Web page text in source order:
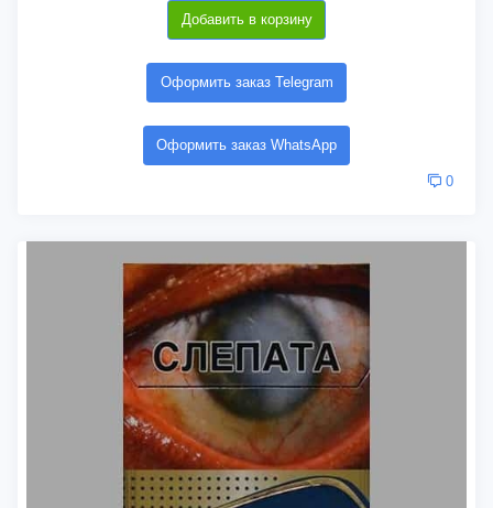
Добавить в корзину
Оформить заказ Telegram
Оформить заказ WhatsApp
0